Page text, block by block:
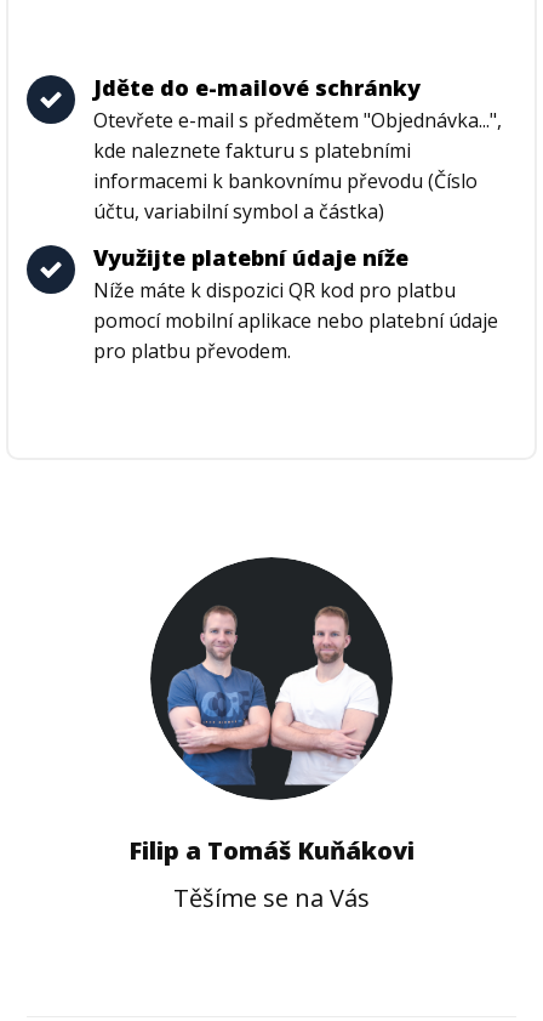
Jděte do e-mailové schránky
Otevřete e-mail s předmětem "Objednávka...",
kde naleznete fakturu s platebními
informacemi k bankovnímu převodu (Číslo
účtu, variabilní symbol a částka)
Využijte platební údaje níže
Níže máte k dispozici QR kod pro platbu
pomocí mobilní aplikace nebo platební údaje
pro platbu převodem.
Filip a Tomáš Kuňákovi
Těšíme se na Vás